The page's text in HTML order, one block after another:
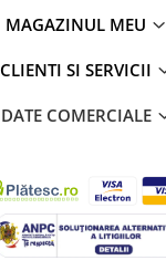
MAGAZINUL MEU
CLIENTI SI SERVICII
DATE COMERCIALE